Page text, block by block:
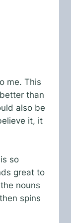
me. This
than
also be
it, it
so
great to
nouns
spins